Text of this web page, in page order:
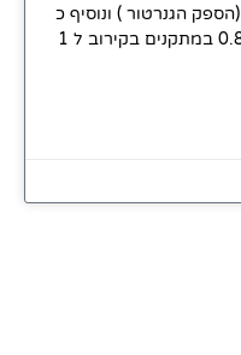
החישוב נעשה: זרם × 1.44 =kva (הספק הגנרטור ) ונוסיף כ
20% בשל מקדם הספק (בגנרטור 0.8 במתקנים בקירוב ל 1